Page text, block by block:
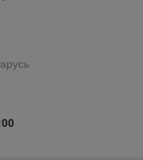
в Могилеве
в
быть
с
органами.